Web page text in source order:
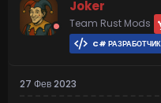
Joker
Team Rust Mods
C# РАЗРАБОТЧИК
27 Фев 2023